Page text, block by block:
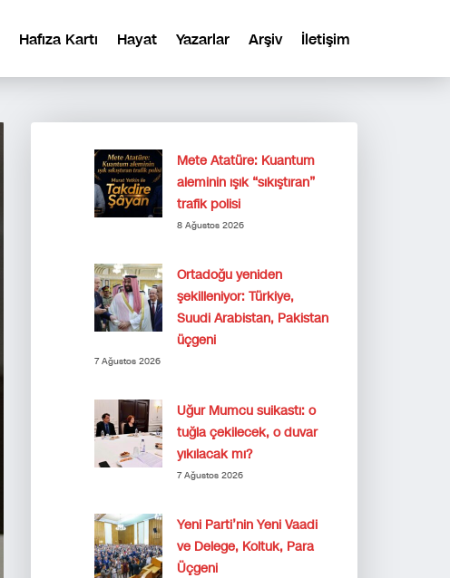
Hafıza Kartı Hayat Yazarlar Arşiv İletişim
Mete Atatüre: Kuantum
aleminin ışık “sıkıştıran”
trafik polisi
8 Ağustos 2026
Ortadoğu yeniden
şekilleniyor: Türkiye,
Suudi Arabistan, Pakistan
üçgeni
7 Ağustos 2026
Uğur Mumcu suikastı: o
tuğla çekilecek, o duvar
yıkılacak mı?
7 Ağustos 2026
Yeni Parti’nin Yeni Vaadi
ve Delege, Koltuk, Para
Üçgeni